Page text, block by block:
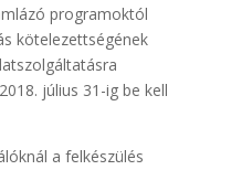
programoktól
kötelezettségének
július 31-ig be kell
a felkészülés